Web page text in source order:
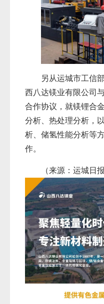
另从运城市工信
西八达镁业有限公司
合作协议，就镁锂合
分析、热处理分析，
析、储氢性能分析等
作。
（来源：运城日报